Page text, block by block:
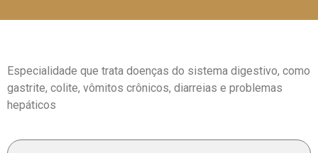
Especialidade que trata doenças do sistema digestivo, como
gastrite, colite, vômitos crônicos, diarreias e problemas
hepáticos